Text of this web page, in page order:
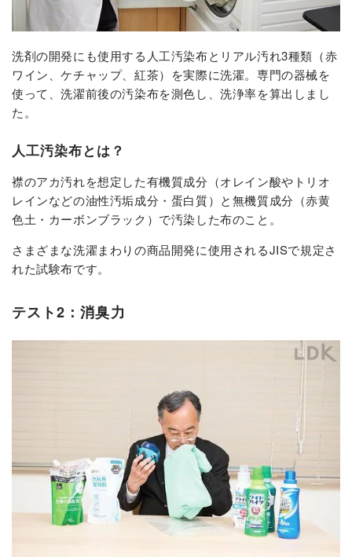
洗剤の開発にも使用する人工汚染布とリアル汚れ3種類（赤
ワイン、ケチャップ、紅茶）を実際に洗濯。専門の器械を
使って、洗濯前後の汚染布を測色し、洗浄率を算出しまし
た。
人工汚染布とは？
襟のアカ汚れを想定した有機質成分（オレイン酸やトリオ
レインなどの油性汚垢成分・蛋白質）と無機質成分（赤黄
色土・カーボンブラック）で汚染した布のこと。
さまざまな洗濯まわりの商品開発に使用されるJISで規定さ
れた試験布です。
テスト2：消臭力